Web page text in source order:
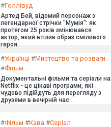
#Голлівуд
Артед Бей, відомий персонаж з
легендарної стрічки "Мумія": як
протягом 25 років змінювався
актор, який втілив образ сміливого
героя.
#Українці #Мистецтво та розваги
#Фільм
Документальні фільми та серіали на
Netflix - це цікаві програми, які
чудово підійдуть для перегляду з
друзями в вечірній час.
#Фільм #Кава #Серіал